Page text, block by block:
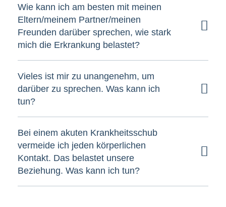
Wie kann ich am besten mit meinen
Eltern/meinem Partner/meinen
Freunden darüber sprechen, wie stark
mich die Erkrankung belastet?
Vieles ist mir zu unangenehm, um
darüber zu sprechen. Was kann ich
tun?
Bei einem akuten Krankheitsschub
vermeide ich jeden körperlichen
Kontakt. Das belastet unsere
Beziehung. Was kann ich tun?